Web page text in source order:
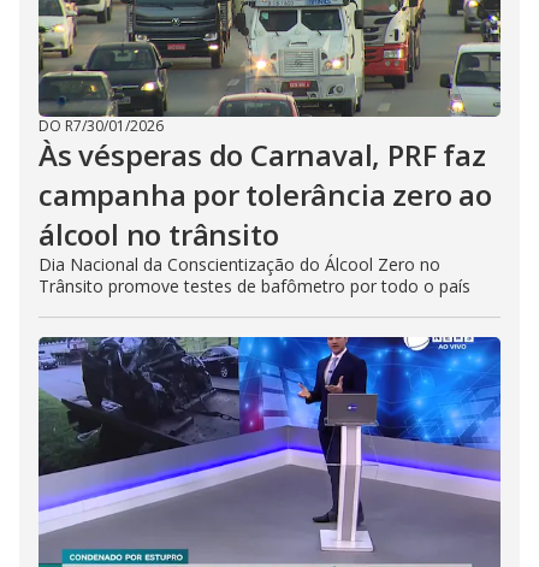
DO R7/30/01/2026
Às vésperas do Carnaval, PRF faz
campanha por tolerância zero ao
álcool no trânsito
Dia Nacional da Conscientização do Álcool Zero no
Trânsito promove testes de bafômetro por todo o país